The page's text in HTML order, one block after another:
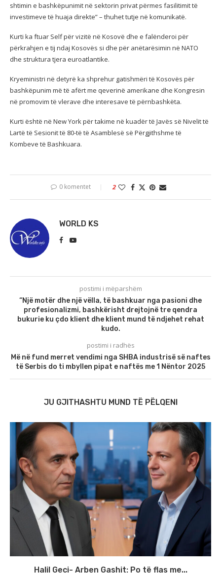
shtimin e bashkëpunimit në sektorin privat përmes fasilitimit të
investimeve të huaja direkte” – thuhet tutje në komunikatë.
Kurti ka ftuar Self për vizitë në Kosovë dhe e falënderoi për
përkrahjen e tij ndaj Kosovës si dhe për anëtarësimin në NATO
dhe struktura tjera euroatlantike.
Kryeministri në detyrë ka shprehur gatishmëri të Kosovës për
bashkëpunim më të afërt me qeverinë amerikane dhe Kongresin
në promovim të vlerave dhe interesave të përnbashkëta.
Kurti është në New York për takime në kuadër të Javës së Nivelit të
Lartë të Sesionit të 80-të të Asamblesë së Përgjithshme të
Kombeve të Bashkuara.
0 komentet 2
WORLD KS
postimi i mëparshëm
“Një motër dhe një vëlla, të bashkuar nga pasioni dhe
profesionalizmi, bashkërisht drejtojnë tre qendra
bukurie ku çdo klient dhe klient mund të ndjehet rehat
kudo.
postimi i radhës
Më në fund merret vendimi nga SHBA industrisë së naftes
të Serbis do ti mbyllen pipat e naftës me 1 Nëntor 2025
JU GJITHASHTU MUND TË PËLQENI
Halil Geci- Arben Gashit: Po të flas me...